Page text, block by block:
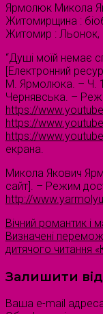
Ярмолюк Микола
Житомирщина :
Житомир : Льонок,
“Душі моїй немає
[Електронний
М. Ярмолюка. – Ч.
Чернявська. –
https://
https://
https://
екрана.
Микола Якович
сайт]. – Режим
http://
Вічний романтик і
Визначені
дитячого читання
Залишити
Ваша e-mail